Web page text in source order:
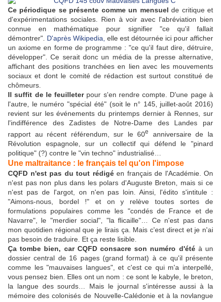
Ce périodique se présente comme un mensuel de critique et
d'expérimentations sociales. Rien à voir avec l'abréviation bien
connue en mathématique pour signifier "ce qu'il fallait
démontrer". D'après Wikipedia, elle est détournée ici pour afficher
un axiome en forme de programme : "ce qu'il faut dire, détruire,
développer". Ce serait donc un média de la presse alternative,
affichant des positions tranchées en lien avec les mouvements
sociaux et dont le comité de rédaction est surtout constitué de
chômeurs.
Il suffit de le feuilleterpour s'en rendre compte. D'une page à
l'autre, le numéro "spécial été" (soit le n° 145, juillet-août 2016)
revient sur les événements du printemps dernier à Rennes, sur
l'indifférence des Zadistes de Notre-Dame des Landes par
rapport au récent référendum, sur le 60e
anniversaire de la
Révolution espagnole, sur un collectif qui défend le "pinard
politique" (?) contre le "vin techno" industrialisé…
Une maltraitance : le français tel qu'on l'impose
CQFD n'est pas du tout rédigéen français de l'Académie. On
n'est pas non plus dans les polars d'Auguste Breton, mais si ce
n'est pas de l'argot, on n'en pas loin. Ainsi, l'édito s'intitule :
"Aimons-nous, bordel !" et on y relève toutes sortes de
formulations populaires comme les "condés de France et de
Navarre", le "merdier social", "la flicaille"… Ce n'est pas dans
mon quotidien régional que je lirais ça. Mais c'est direct et je n'ai
pas besoin de traduire. Et ça reste lisible.
Ça tombe bien, car CQFD consacre son numéro d'étéà un
dossier central de 16 pages (grand format) à ce qu'il présente
comme les "mauvaises langues", et c'est ce qui m'a interpellé,
vous pensez bien. Elles ont un nom : ce sont le kabyle, le breton,
la langue des sourds… Mais le journal s'intéresse aussi à la
mémoire des colonisés de Nouvelle-Calédonie et à la novlangue